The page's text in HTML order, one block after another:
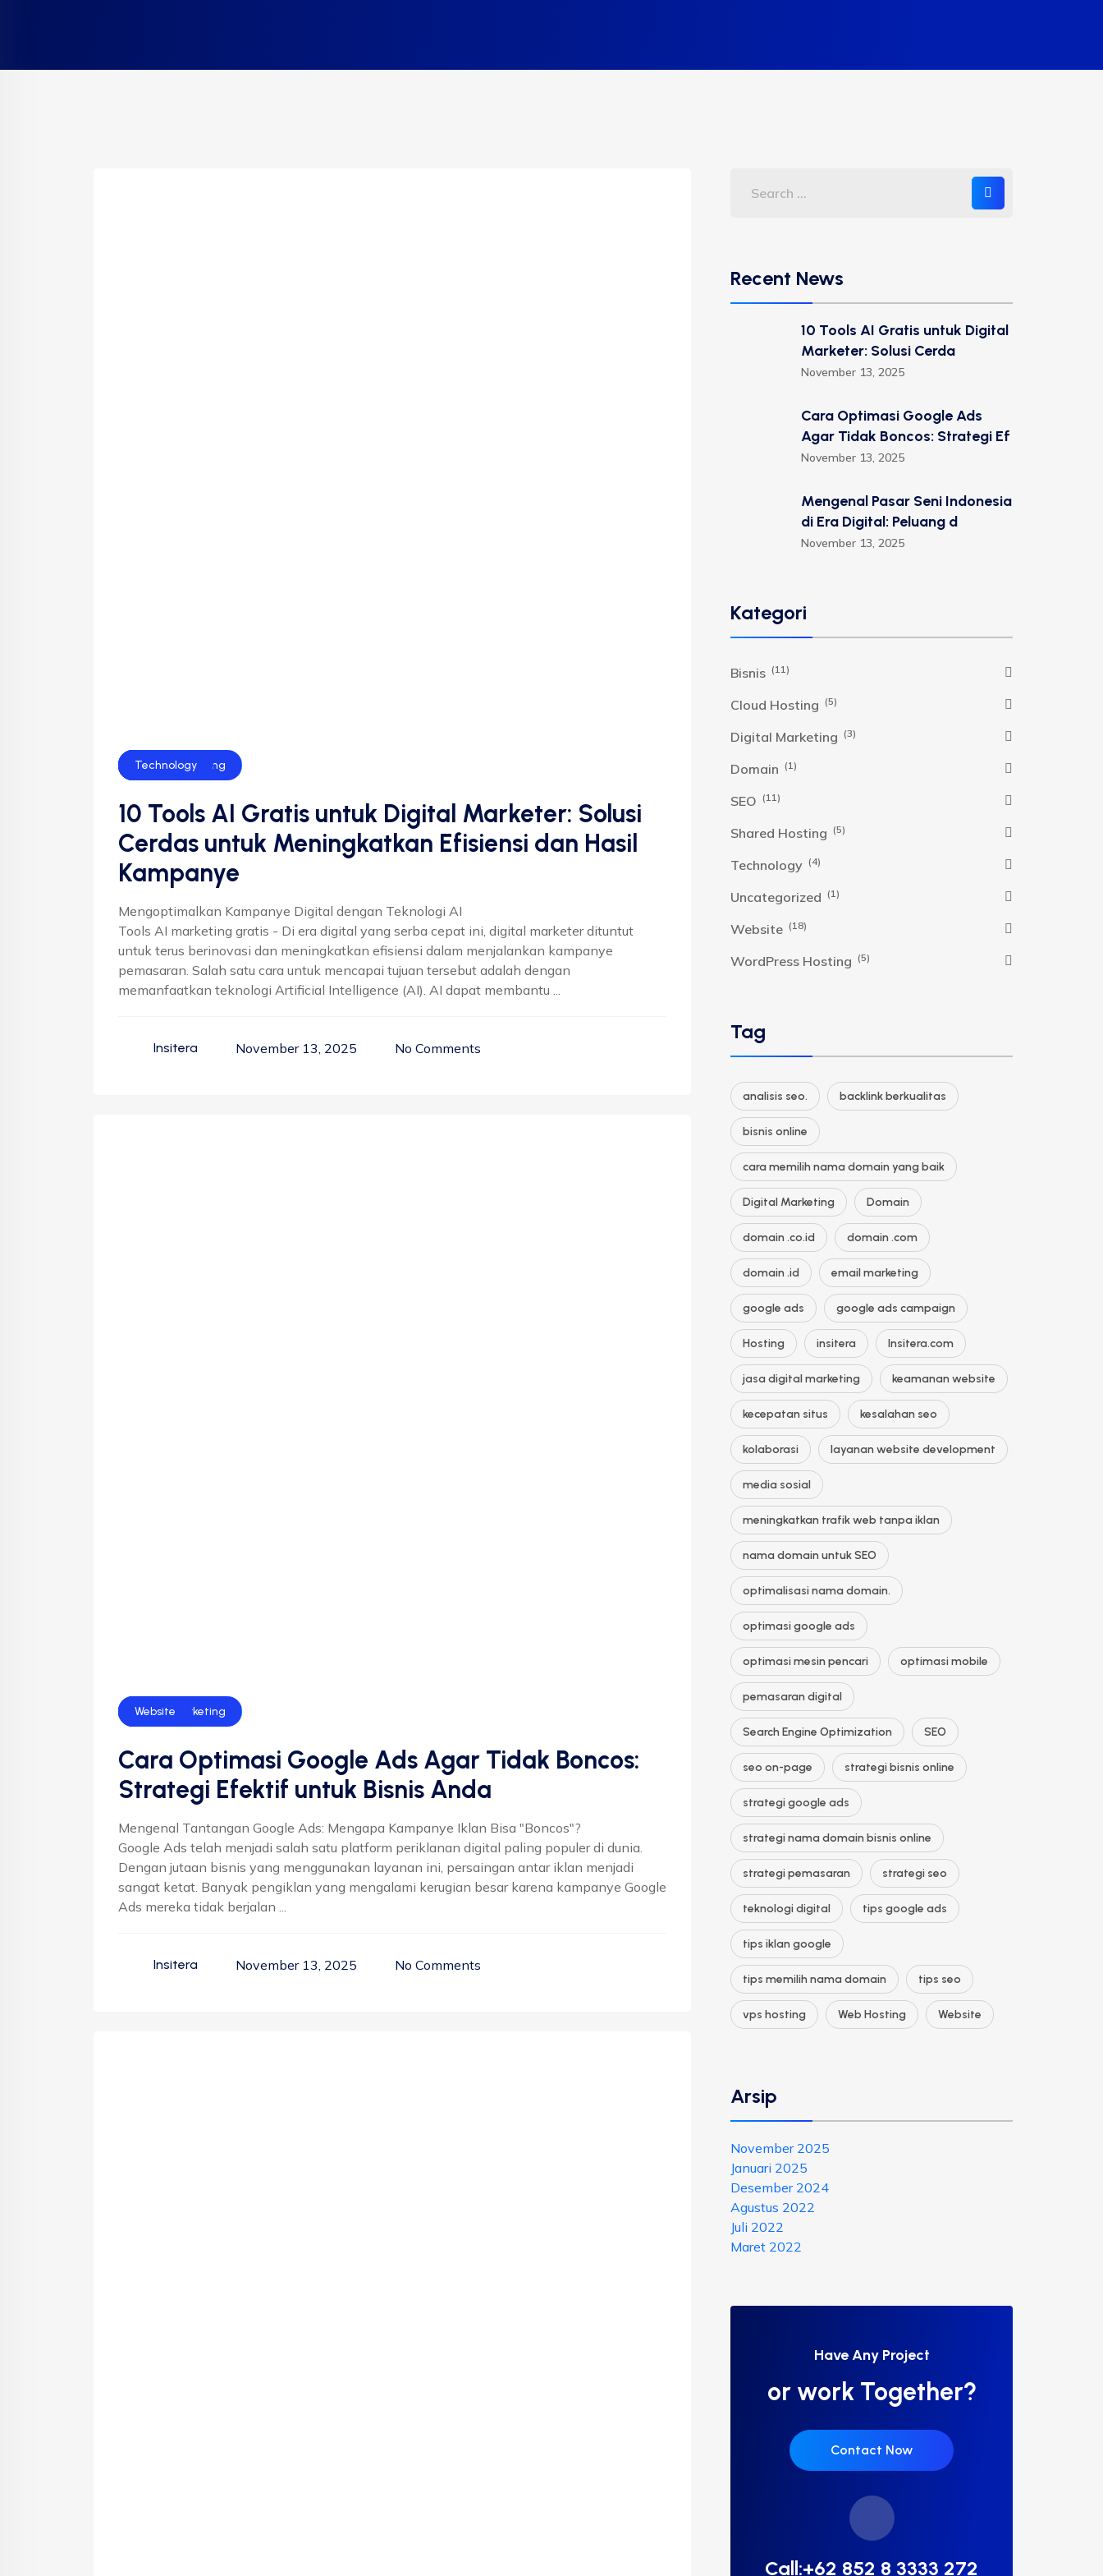
Bisnis
Digital Marketing
SEO
Technology
10 Tools AI Gratis untuk Digital Marketer: Solusi
Cerdas untuk Meningkatkan Efisiensi dan Hasil
Kampanye
Mengoptimalkan Kampanye Digital dengan Teknologi AI
Tools AI marketing gratis - Di era digital yang serba cepat ini, digital marketer dituntut
untuk terus berinovasi dan meningkatkan efisiensi dalam menjalankan kampanye
pemasaran. Salah satu cara untuk mencapai tujuan tersebut adalah dengan
memanfaatkan teknologi Artificial Intelligence (AI). AI dapat membantu ...
Insitera November 13, 2025 No Comments
Bisnis
Digital Marketing
Website
Cara Optimasi Google Ads Agar Tidak Boncos:
Strategi Efektif untuk Bisnis Anda
Mengenal Tantangan Google Ads: Mengapa Kampanye Iklan Bisa "Boncos"?
Google Ads telah menjadi salah satu platform periklanan digital paling populer di dunia.
Dengan jutaan bisnis yang menggunakan layanan ini, persaingan antar iklan menjadi
sangat ketat. Banyak pengiklan yang mengalami kerugian besar karena kampanye Google
Ads mereka tidak berjalan ...
Insitera November 13, 2025 No Comments
Recent News
10 Tools AI Gratis untuk Digital
Marketer: Solusi Cerda
November 13, 2025
Cara Optimasi Google Ads
Agar Tidak Boncos: Strategi Ef
November 13, 2025
Mengenal Pasar Seni Indonesia
di Era Digital: Peluang d
November 13, 2025
Kategori
Bisnis (11)
Cloud Hosting (5)
Digital Marketing (3)
Domain (1)
SEO (11)
Shared Hosting (5)
Technology (4)
Uncategorized (1)
Website (18)
WordPress Hosting (5)
Tag
analisis seo. backlink berkualitas
bisnis online
cara memilih nama domain yang baik
Digital Marketing Domain
domain .co.id domain .com
domain .id email marketing
google ads google ads campaign
Hosting insitera Insitera.com
jasa digital marketing keamanan website
kecepatan situs kesalahan seo
kolaborasi layanan website development
media sosial
meningkatkan trafik web tanpa iklan
nama domain untuk SEO
optimalisasi nama domain.
optimasi google ads
optimasi mesin pencari optimasi mobile
pemasaran digital
Search Engine Optimization SEO
seo on-page strategi bisnis online
strategi google ads
strategi nama domain bisnis online
strategi pemasaran strategi seo
teknologi digital tips google ads
tips iklan google
tips memilih nama domain tips seo
vps hosting Web Hosting Website
Arsip
November 2025
Januari 2025
Desember 2024
Agustus 2022
Juli 2022
Maret 2022
Have Any Project
or work Together?
Contact Now
Call:+62 852 8 3333 272